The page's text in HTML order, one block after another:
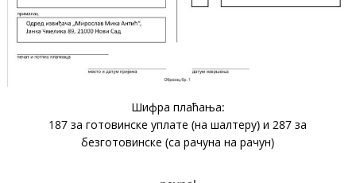
Шифра плаћања:
187 за готовинске уплате (на шалтеру) и 287 за
безготовинске (са рачуна на рачун)